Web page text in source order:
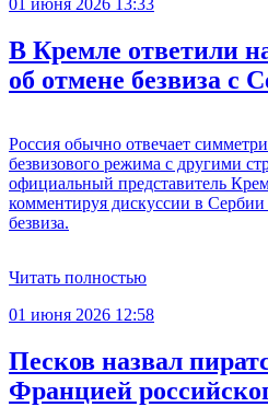
01 июня 2026 13:33
В Кремле ответили
об отмене безвиза с
Россия обычно отвечает
безвизового режима с другими
официальный представитель
комментируя дискуссии в
безвиза.
Читать полностью
01 июня 2026 12:58
Песков назвал
Францией